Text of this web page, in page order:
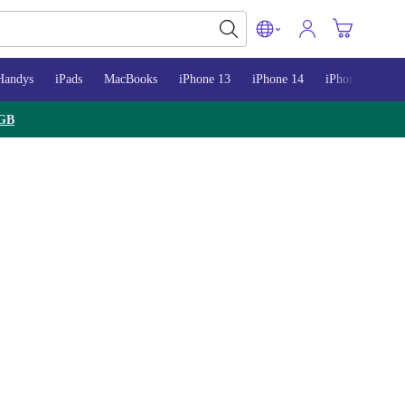
iPads MacBooks iPhone 13 iPhone 14 iPhone 15